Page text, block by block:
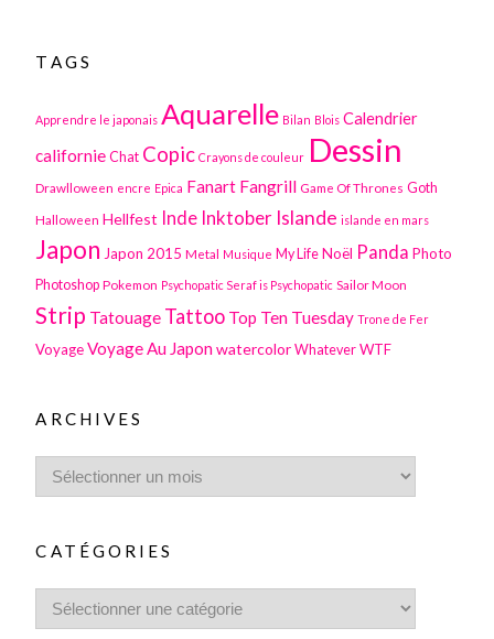
TAGS
Apprendre le japonais Aquarelle Bilan Blois Calendrier
californie Chat Copic Crayons de couleur Dessin
Drawlloween encre Epica Fanart Fangrill Game Of Thrones Goth
Halloween Hellfest Inde Inktober Islande islande en mars
Japon Japon 2015 Metal Musique My Life Noël Panda Photo
Photoshop Pokemon Psychopatic Seraf is Psychopatic Sailor Moon
Strip Tatouage Tattoo Top Ten Tuesday Trone de Fer
Voyage Voyage Au Japon watercolor Whatever WTF
ARCHIVES
CATÉGORIES